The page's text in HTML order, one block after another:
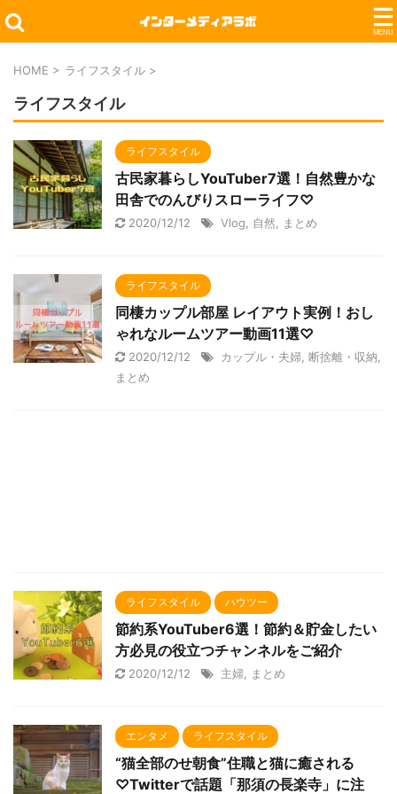
HOME > ライフスタイル >
ライフスタイル
ライフスタイル
古民家暮らしYouTuber7選！自然豊かな
田舎でのんびりスローライフ♡
2020/12/12 Vlog 自然 まとめ
ライフスタイル
同棲カップル部屋 レイアウト実例！おし
ゃれなルームツアー動画11選♡
2020/12/12 カップル・夫婦 断捨離・収納
まとめ
ライフスタイル ハウツー
節約系YouTuber6選！節約＆貯金したい
方必見の役立つチャンネルをご紹介
2020/12/12 主婦 まとめ
エンタメ ライフスタイル
“猫全部のせ朝食”住職と猫に癒される
♡Twitterで話題「那須の長楽寺」に注